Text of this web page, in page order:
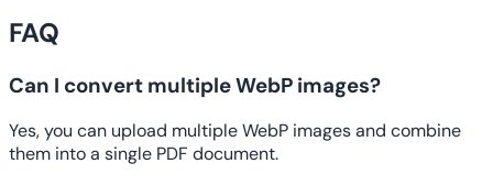
FAQ
Can I convert multiple WebP images?
Yes, you can upload multiple WebP images and combine
them into a single PDF document.